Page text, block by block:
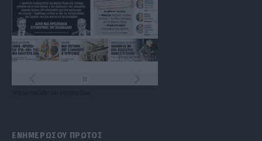
ΕΝΗΜΕΡΩΣΟΥ ΠΡΩΤΟΣ